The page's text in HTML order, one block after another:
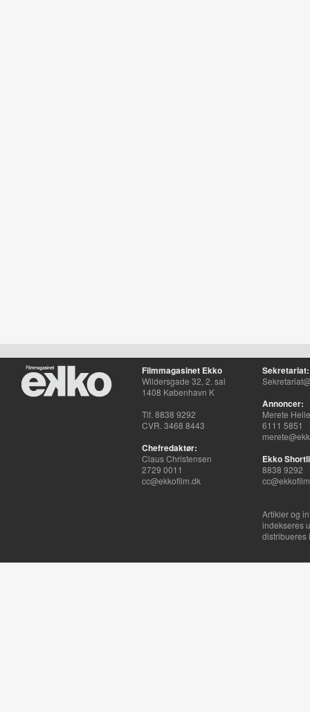
Filmmagasinet Ekko
Wildersgade 32, 2. sal
1408 København K
Tlf. 8838 9292
CVR. 3468 8443
Chefredaktør:
Claus Christensen
2729 0011
cc@ekkofilm.dk
Sekretariat:
Annoncer:
Merete
6111 5851
Ekko
8838 9292
Artikler og
indekseres
distribueres